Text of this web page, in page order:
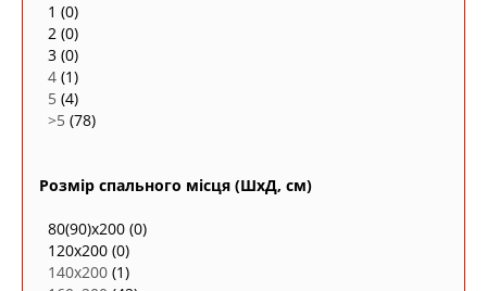
1 (0)
2 (0)
3 (0)
4 (1)
5 (4)
>5 (78)
Розмір спального місця (ШxД, см)
80(90)х200 (0)
120x200 (0)
140х200 (1)